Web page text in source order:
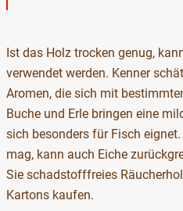
Ist das Holz trocken genug,
verwendet werden. Kenner
Aromen, die sich mit
Buche und Erle bringen eine
sich besonders für Fisch
mag, kann auch Eiche
Sie schadstofffreies
Kartons kaufen.